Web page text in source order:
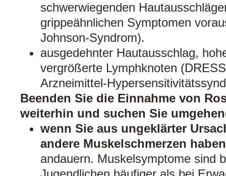
schwerwiegenden
grippeähnlichen Symptomen
Johnson-Syndrom).
ausgedehnter Hautausschlag,
vergrößerte Lymphknoten
Arzneimittel-
Beenden Sie die Einnahme von
weiterhin und suchen Sie
wenn Sie aus ungeklärter
andere Muskelschmerzen haben
andauern. Muskelsymptome sind